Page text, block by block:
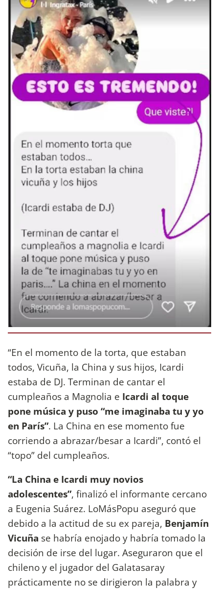
“En el momento de la torta, que estaban
todos, Vicuña, la China y sus hijos, Icardi
estaba de DJ. Terminan de cantar el
cumpleaños a Magnolia e Icardi al toque
pone música y puso “me imaginaba tu y yo
en París”. La China en ese momento fue
corriendo a abrazar/besar a Icardi”, contó el
“topo” del cumpleaños.
“La China e Icardi muy novios
adolescentes”, finalizó el informante cercano
a Eugenia Suárez. LoMásPopu aseguró que
debido a la actitud de su ex pareja, Benjamín
Vicuña se habría enojado y habría tomado la
decisión de irse del lugar. Aseguraron que el
chileno y el jugador del Galatasaray
prácticamente no se dirigieron la palabra y